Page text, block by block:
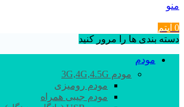
منو
0 آیتم
دسته بندی ها را مرور کنید
مودم
مودم 3G,4G,4.5G
مودم رومیزی
مودم جیبی همراه